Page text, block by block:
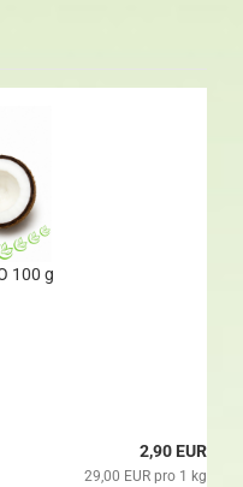
100 g
2,90 EUR
29,00 EUR pro 1 kg